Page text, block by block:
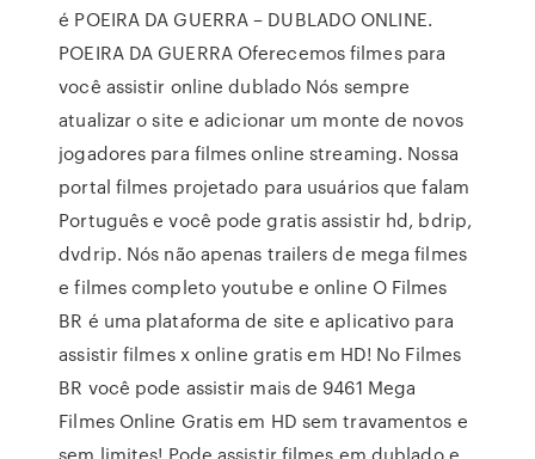
é POEIRA DA GUERRA – DUBLADO ONLINE.
POEIRA DA GUERRA Oferecemos filmes para
você assistir online dublado Nós sempre
atualizar o site e adicionar um monte de novos
jogadores para filmes online streaming. Nossa
portal filmes projetado para usuários que falam
Português e você pode gratis assistir hd, bdrip,
dvdrip. Nós não apenas trailers de mega filmes
e filmes completo youtube e online O Filmes
BR é uma plataforma de site e aplicativo para
assistir filmes x online gratis em HD! No Filmes
BR você pode assistir mais de 9461 Mega
Filmes Online Gratis em HD sem travamentos e
sem limites! Pode assistir filmes em dublado e